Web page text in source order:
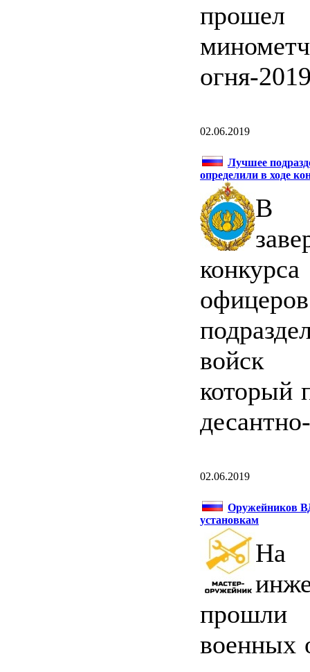
огня-
02.06.2019
Лучшее
определили в ходе
В
войск
который
02.06.2019
Оружейников
установкам
На
прошли
военных